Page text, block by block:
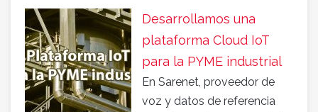
Desarrollamos una
plataforma Cloud IoT
para la PYME industrial
En Sarenet, proveedor de
voz y datos de referencia